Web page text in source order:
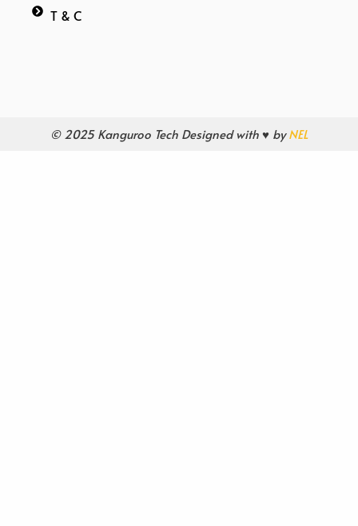
T & C
© 2025 Kanguroo Tech Designed with ♥ byNEL